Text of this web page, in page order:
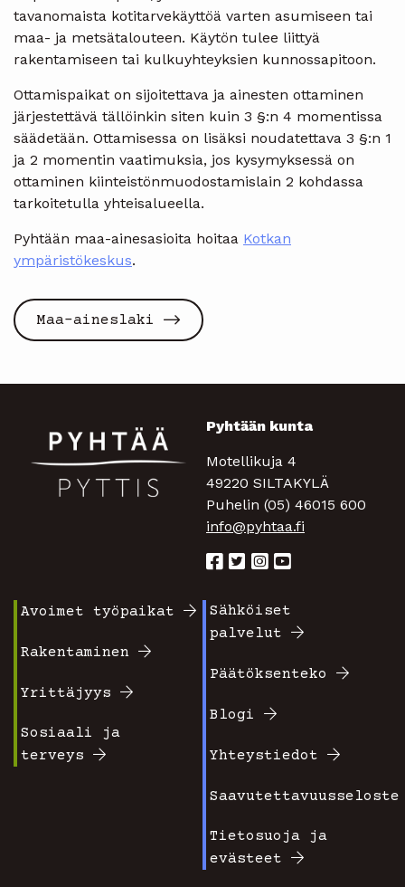
tavanomaista kotitarvekäyttöä varten asumiseen tai
maa- ja metsätalouteen. Käytön tulee liittyä
rakentamiseen tai kulkuyhteyksien kunnossapitoon.
Ottamispaikat on sijoitettava ja ainesten ottaminen
järjestettävä tällöinkin siten kuin 3 §:n 4 momentissa
säädetään. Ottamisessa on lisäksi noudatettava 3 §:n 1
ja 2 momentin vaatimuksia, jos kysymyksessä on
ottaminen kiinteistönmuodostamislain 2 kohdassa
tarkoitetulla yhteisalueella.
Pyhtään maa-ainesasioita hoitaa Kotkan
ympäristökeskus.
Maa-aineslaki
Pyhtään kunta
Motellikuja 4
49220 SILTAKYLÄ
Puhelin (05) 46015 600
info@pyhtaa.fi
valikko
1
Avoimet työpaikat
Rakentaminen
Yrittäjyys
Sosiaali ja
terveys
Footer
2
Sähköiset
palvelut
Päätöksenteko
Blogi
Yhteystiedot
Saavutettavuusseloste
Tietosuoja ja
evästeet